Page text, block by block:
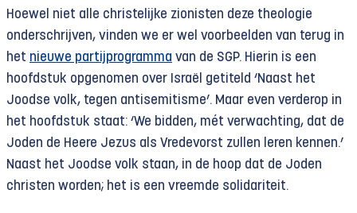
Hoewel niet alle christelijke zionisten deze theologie
onderschrijven, vinden we er wel voorbeelden van terug in
het nieuwe partijprogramma van de SGP. Hierin is een
hoofdstuk opgenomen over Israël getiteld ‘Naast het
Joodse volk, tegen antisemitisme’. Maar even verderop in
het hoofdstuk staat: ‘We bidden, mét verwachting, dat de
Joden de Heere Jezus als Vredevorst zullen leren kennen.’
Naast het Joodse volk staan, in de hoop dat de Joden
christen worden; het is een vreemde solidariteit.